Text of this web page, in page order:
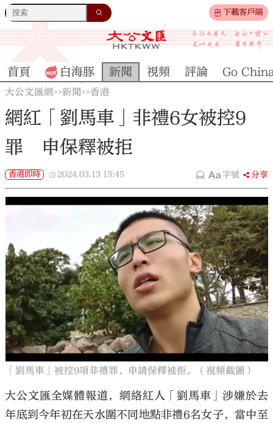
下載客戶端
大公文匯
首頁 白海豚 新聞 視頻 評論 Go
大公文匯網>>新聞>>香港
網紅「劉馬車」非禮6女被控9
罪 申保釋被拒
香港即時 2024.03.13 13:45 字號 分享
「劉馬車」被控9項非禮罪，申請保釋被拒。（視頻截圖）
大公文匯全媒體報道，網絡紅人「劉馬車」涉嫌於去
年底到今年初在天水圍不同地點非禮6名女子，當中至